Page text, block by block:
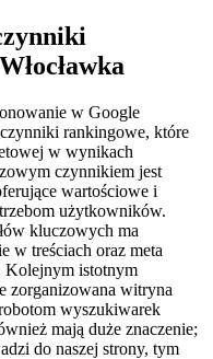
w Google
rankingowe, które
w wynikach
czynnikiem jest
wartościowe i
użytkowników.
kluczowych ma
w treściach oraz meta
Kolejnym istotnym
zorganizowana witryna
wyszukiwarek
mają duże znaczenie;
do naszej strony, tym